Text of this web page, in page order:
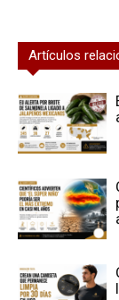
Artículos